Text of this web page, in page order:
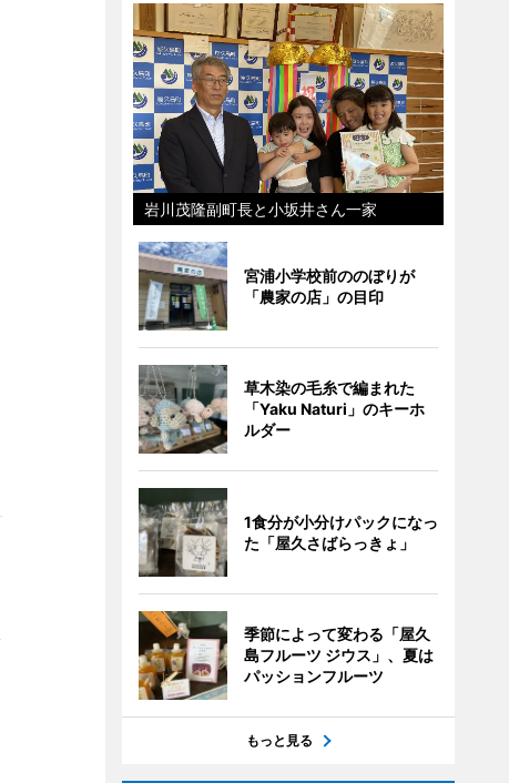
岩川茂隆副町長と小坂井さん一家
宮浦小学校前ののぼりが
「農家の店」の目印
草木染の毛糸で編まれた
「Yaku Naturi」のキーホ
ルダー
1食分が小分けパックになっ
た「屋久さばらっきょ」
季節によって変わる「屋久
島フルーツ ジウス」、夏は
パッションフルーツ
もっと見る